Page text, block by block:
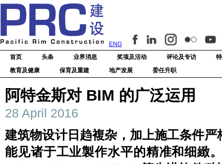
ENG
首页
头条 业界消息 奖项及活动 评论及专访
教育及健康
保育及重建 地产发展 委任升职
阿特金斯对 BIM 的广泛运用
28 April 2016
建筑物设计日趋複杂，加上施工条件
能见诸于工业製作水平的精准和细緻